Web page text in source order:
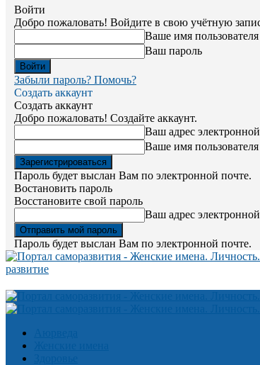
Войти
Добро пожаловать! Войдите в свою учётную
Ваше имя пользователя
Ваш пароль
Забыли пароль? Помочь?
Создать аккаунт
Создать аккаунт
Добро пожаловать! Создайте аккаунт.
Ваш адрес
Ваше имя пользователя
Пароль будет выслан Вам по электронной почте.
Востановить пароль
Восстановите свой пароль
Ваш адрес
Пароль будет выслан Вам по электронной почте.
развитие